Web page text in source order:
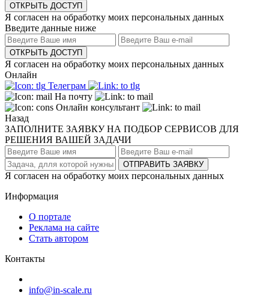
ОТКРЫТЬ ДОСТУП
Я согласен на обработку моих персональных данных
Введите данные ниже
ОТКРЫТЬ ДОСТУП
Я согласен на обработку моих персональных данных
Онлайн
Телеграм
На почту
Онлайн консультант
Назад
ЗАПОЛНИТЕ ЗАЯВКУ НА ПОДБОР СЕРВИСОВ ДЛЯ
РЕШЕНИЯ ВАШЕЙ ЗАДАЧИ
ОТПРАВИТЬ ЗАЯВКУ
Я согласен на обработку моих персональных данных
Информация
О портале
Реклама на сайте
Стать автором
Контакты
info@in-scale.ru